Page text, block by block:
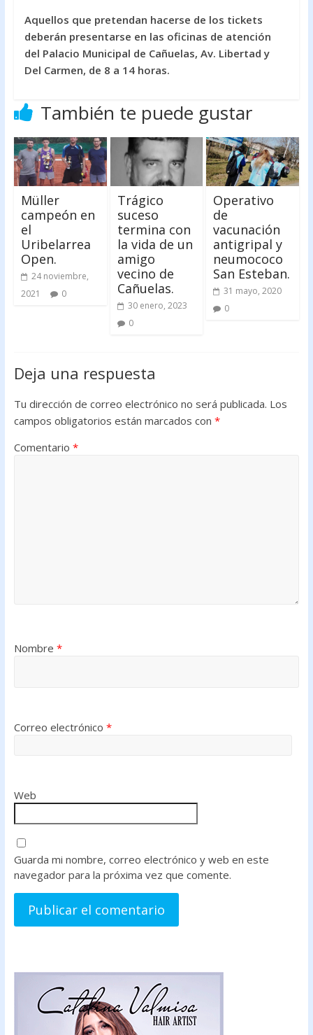
Aquellos que pretendan hacerse de los tickets
deberán presentarse en las oficinas de atención
del Palacio Municipal de Cañuelas, Av. Libertad y
Del Carmen, de 8 a 14 horas.
También te puede gustar
Müller
campeón en
el
Uribelarrea
Open.
24 noviembre,
2021
0
Trágico
suceso
termina con
la vida de un
amigo
vecino de
Cañuelas.
30 enero, 2023
0
Operativo
de
vacunación
antigripal y
neumococo
San Esteban.
31 mayo, 2020
0
Deja una respuesta
Tu dirección de correo electrónico no será publicada. Los
campos obligatorios están marcados con *
Comentario *
Nombre *
Correo electrónico *
Web
Guarda mi nombre, correo electrónico y web en este
navegador para la próxima vez que comente.